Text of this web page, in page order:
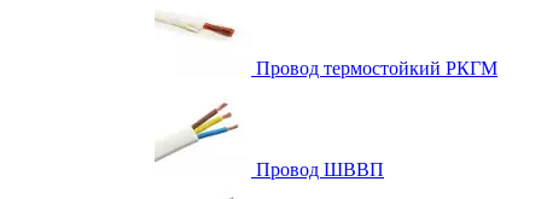
Провод термостойкий РКГМ
Провод ШВВП